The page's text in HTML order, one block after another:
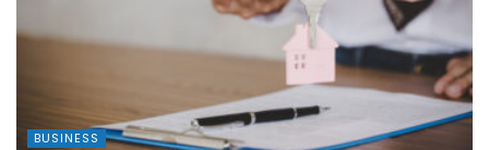
BUSINESS